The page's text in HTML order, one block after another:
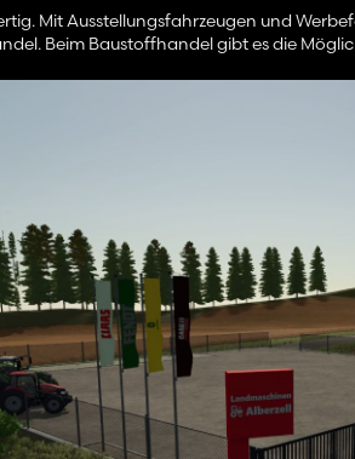
Mit Ausstellungsfahrzeugen und
Beim Baustoffhandel gibt es die